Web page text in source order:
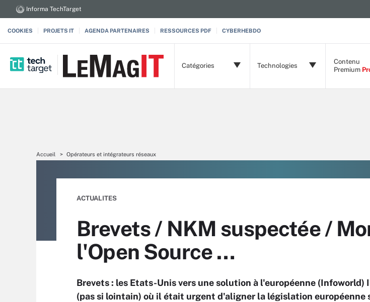
Informa TechTarget
COOKIES PROJETS IT AGENDA PARTENAIRES RESSOURCES PDF CYBERHEBDO
Catégories Technologies
Contenu
Premium
Accueil Opérateurs et intégrateurs réseaux
ACTUALITES
Brevets / NKM suspectée /
l'Open Source …
Brevets : les Etats-Unis vers une solution à l'européenne (Infoworld)
(pas si lointain) où il était urgent d'aligner la législation européenne